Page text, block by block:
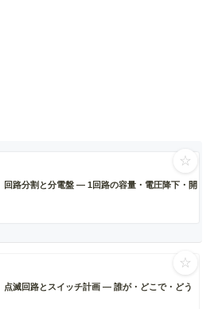
回路分割と分電盤 ― 1回路の容量・電圧降下・開
☆
点滅回路とスイッチ計画 ― 誰が・どこで・どう
☆